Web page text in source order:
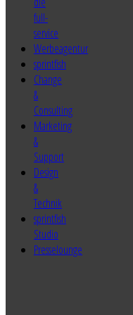
sprintfish
Change
&
Consulting
Marketing
&
Support
Design
&
Technik
sprintfish
Studio
Presselounge